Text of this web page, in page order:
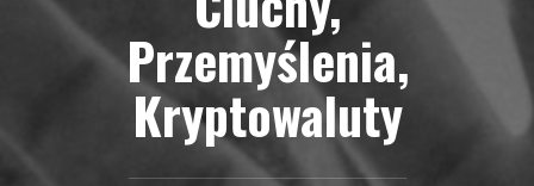
Przemyślenia,
Kryptowaluty